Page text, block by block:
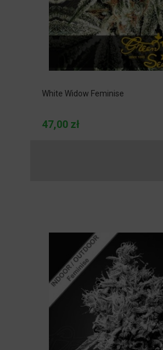
White Widow Feminise
47,00 zł